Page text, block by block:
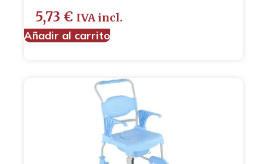
5,73 € IVA incl.
Añadir al carrito